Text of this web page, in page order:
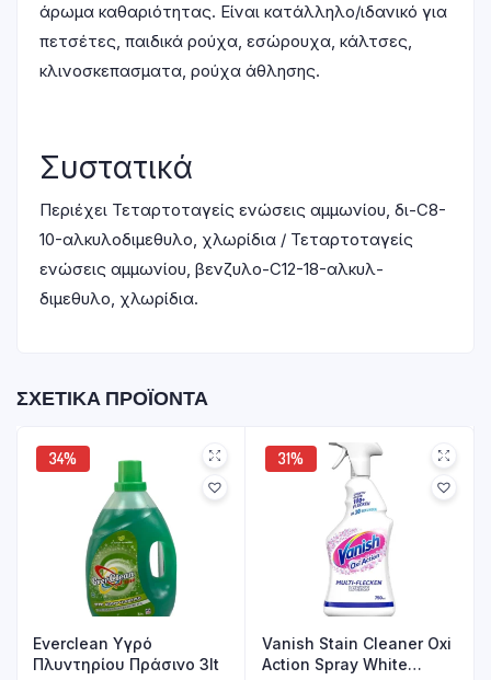
άρωμα καθαριότητας. Είναι κατάλληλο/ιδανικό για
πετσέτες, παιδικά ρούχα, εσώρουχα, κάλτσες,
κλινοσκεπασματα, ρούχα άθλησης.
Συστατικά
Περιέχει Τεταρτοταγείς ενώσεις αμμωνίου, δι-C8-
10-αλκυλοδιμεθυλο, χλωρίδια / Τεταρτοταγείς
ενώσεις αμμωνίου, βενζυλο-C12-18-αλκυλ-
διμεθυλο, χλωρίδια.
ΣΧΕΤΙΚΆ ΠΡΟΪΌΝΤΑ
34%
Everclean Υγρό
Πλυντηρίου Πράσινο 3lt
31%
Vanish Stain Cleaner Oxi
Action Spray White